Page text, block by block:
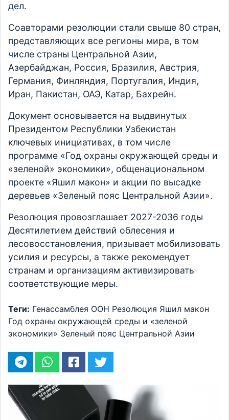
дел.
Соавторами резолюции стали свыше 80 стран,
представляющих все регионы мира, в том
числе страны Центральной Азии,
Азербайджан, Россия, Бразилия, Австрия,
Германия, Финляндия, Португалия, Индия,
Иран, Пакистан, ОАЭ, Катар, Бахрейн.
Документ основывается на выдвинутых
Президентом Республики Узбекистан
ключевых инициативах, в том числе
программе «Год охраны окружающей среды и
«зеленой» экономики», общенациональном
проекте «Яшил макон» и акции по высадке
деревьев «Зеленый пояс Центральной Азии».
Резолюция провозглашает 2027-2036 годы
Десятилетием действий облесения и
лесовосстановления, призывает мобилизовать
усилия и ресурсы, а также рекомендует
странам и организациям активизировать
соответствующие меры.
Теги: Генассамблея ООН Резолюция Яшил макон
Год охраны окружающей среды и «зеленой
экономики» Зеленый пояс Центральной Азии